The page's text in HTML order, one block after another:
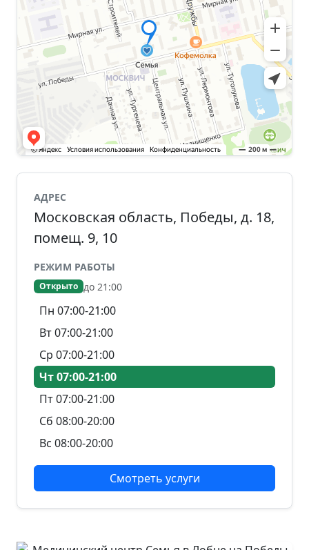
АДРЕС
Московская область, Победы, д. 18,
помещ. 9, 10
РЕЖИМ РАБОТЫ
Открыто до 21:00
Пн 07:00-21:00
Вт 07:00-21:00
Ср 07:00-21:00
Чт 07:00-21:00
Пт 07:00-21:00
Сб 08:00-20:00
Вс 08:00-20:00
Смотреть услуги